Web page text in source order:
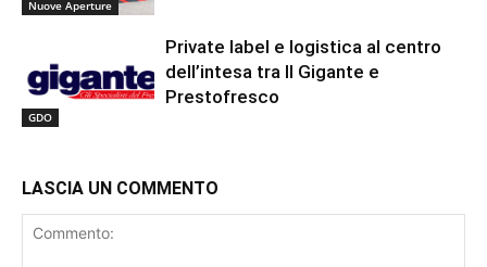
Nuove Aperture
GDO
Private label e logistica al centro
dell’intesa tra Il Gigante e
Prestofresco
LASCIA UN COMMENTO